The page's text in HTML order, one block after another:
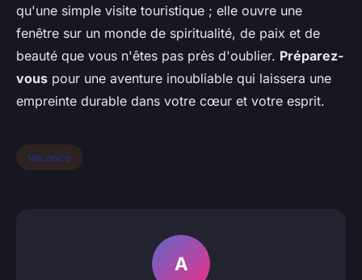
qu'une simple visite touristique ; elle ouvre une
fenêtre sur un monde de spiritualité, de paix et de
beauté que vous n'êtes pas près d'oublier. Préparez-
vous pour une aventure inoubliable qui laissera une
empreinte durable dans votre cœur et votre esprit.
Vacance
A